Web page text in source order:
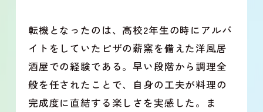
転機となったのは、高校2年生の時にアルバ
イトをしていたピザの薪窯を備えた洋風居
酒屋での経験である。早い段階から調理全
般を任されたことで、自身の工夫が料理の
完成度に直結する楽しさを実感した。ま